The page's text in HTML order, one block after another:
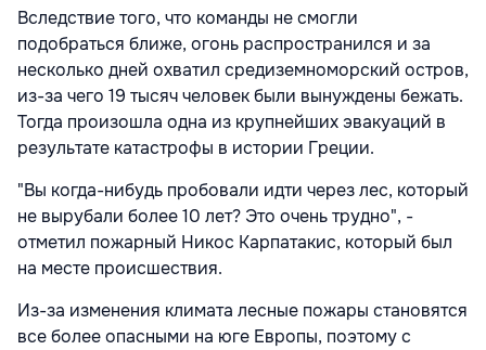
Вследствие того, что команды не смогли
подобраться ближе, огонь распространился и за
несколько дней охватил средиземноморский остров,
из-за чего 19 тысяч человек были вынуждены бежать.
Тогда произошла одна из крупнейших эвакуаций в
результате катастрофы в истории Греции.
"Вы когда-нибудь пробовали идти через лес, который
не вырубали более 10 лет? Это очень трудно", -
отметил пожарный Никос Карпатакис, который был
на месте происшествия.
Из-за изменения климата лесные пожары становятся
все более опасными на юге Европы, поэтому с